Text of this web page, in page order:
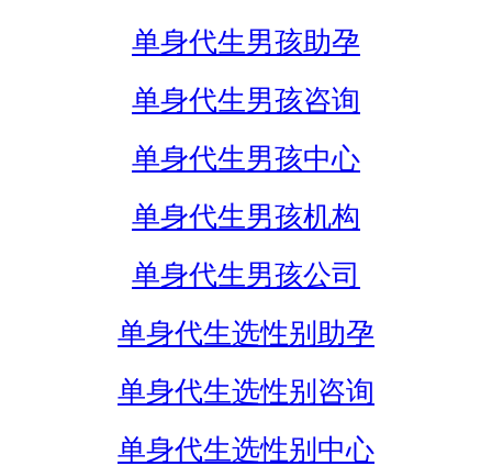
单身代生男孩助孕
单身代生男孩咨询
单身代生男孩中心
单身代生男孩机构
单身代生男孩公司
单身代生选性别助孕
单身代生选性别咨询
单身代生选性别中心